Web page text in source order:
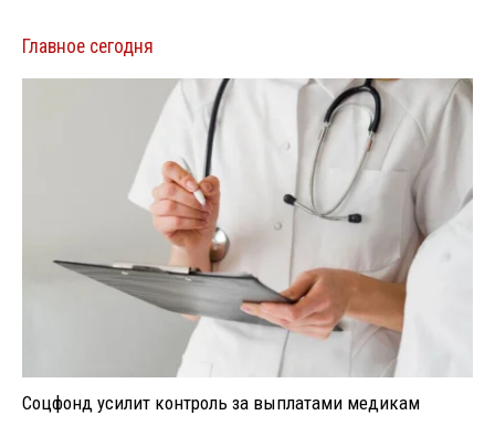
Главное сегодня
Соцфонд усилит контроль за выплатами медикам